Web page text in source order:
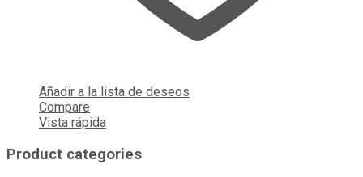
Añadir a la lista de deseos
Compare
Vista rápida
Product categories